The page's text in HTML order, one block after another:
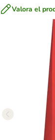
Valora el